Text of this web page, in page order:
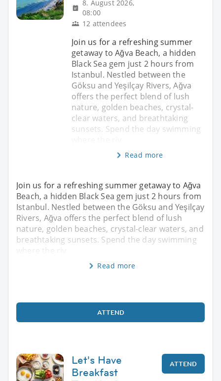
8. August 2026,
08:00
12 attendees
Join us for a refreshing summer
getaway to Ağva Beach, a hidden
Black Sea gem just 2 hours from
Istanbul. Nestled between the
Göksu and Yeşilçay Rivers, Ağva
offers the perfect blend of lush
nature, golden beaches, crystal-
clear waters, and breathtaking
sunsets. Spend the day swimming
Read more
Join us for a refreshing summer getaway to Ağva
Beach, a hidden Black Sea gem just 2 hours from
Istanbul. Nestled between the Göksu and Yeşilçay
Rivers, Ağva offers the perfect blend of lush
nature, golden beaches, crystal-clear waters, and
breathtaking sunsets. Spend the day swimming
Read more
ATTEND
Let's Have
Breakfast
ATTEND